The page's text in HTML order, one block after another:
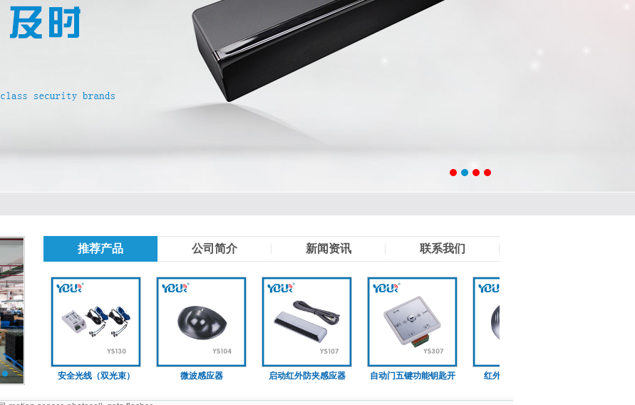
3
推荐产品 公司简介 新闻资讯 联系我们
安全光线（双光束） 微波感应器
启动红外防夹感应器
自动门五键功能钥匙开
红外非触感应开关